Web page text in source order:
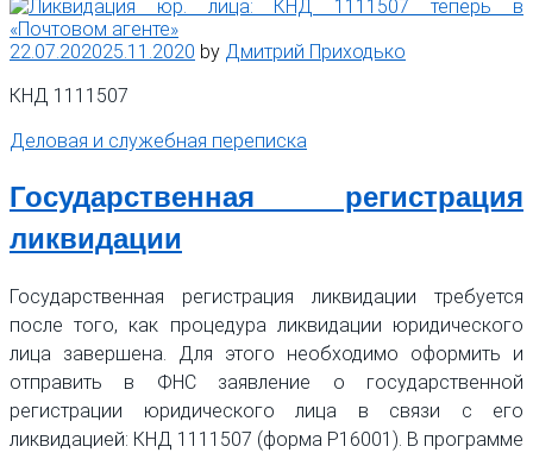
22.07.202025.11.2020 by Дмитрий Приходько
КНД 1111507
Деловая и служебная переписка
Государственная регистрация
ликвидации
Государственная регистрация ликвидации требуется
после того, как процедура ликвидации юридического
лица завершена. Для этого необходимо оформить и
отправить в ФНС заявление о государственной
регистрации юридического лица в связи с его
ликвидацией: КНД 1111507 (форма Р16001). В программе